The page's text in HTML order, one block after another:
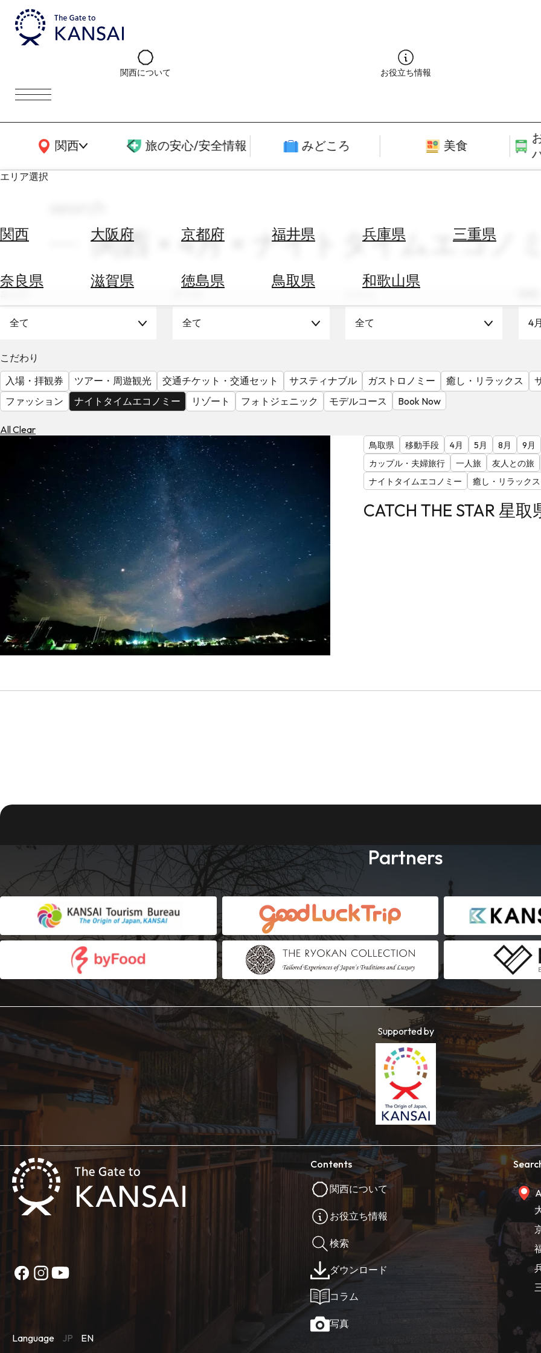
関西について お役立ち情報
関西
関西広域MAP 旅の安心/安全情報 みどころ 美食
エリア選択
関西 大阪府 京都府 福井県 兵庫県 三重県
奈良県 滋賀県 徳島県 鳥取県 和歌山県
ホ
す
替
を
調
べ
天
を
関西 × 4月 × ナイトタイムエコノミ
全て 全て 全て 4月
こだわり
入場・拝観券
ツアー・周遊観光 交通チケット・交通セット サスティナブル ガストロノミー 癒し・リラックス
ファッション
ナイトタイムエコノミー リゾート フォトジェニック モデルコース Book Now
All Clear
鳥取県 移動手段 4月 5月 8月 9月
カップル・夫婦旅行
一人旅 友人との旅
ナイトタイムエコノミー
癒し・リラックス
CATCH THE STAR 星
Partners
Supported by
Language JP EN
Contents
関西について
お役立ち情報
検索
ダウンロード
コラム
写真